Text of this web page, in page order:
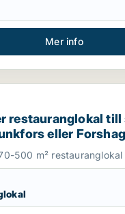
Mer info
till salu i
restauranglokal till
eller
500 m²